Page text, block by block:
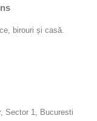
birouri și casă.
Sector 1, Bucuresti